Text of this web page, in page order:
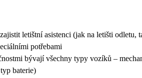
letištní asistenci (jak na letišti odletu,
potřebami
bývají všechny typy vozíků –
baterie)